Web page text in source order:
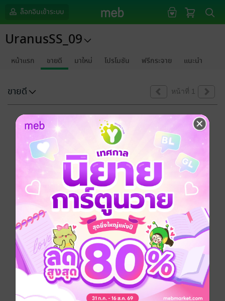
ล็อกอินเข้าระบบ
UranusSS_09
หน้าแรก ขายดี มาใหม่ โปรโมชัน ฟรีกระจาย แนะนำ
ขายดี หน้าที่ 1
ขออภัยด้วยนะคะ
ไม่พบข้อมูลในหัวข้อที่คุณกำลังชมค่ะ